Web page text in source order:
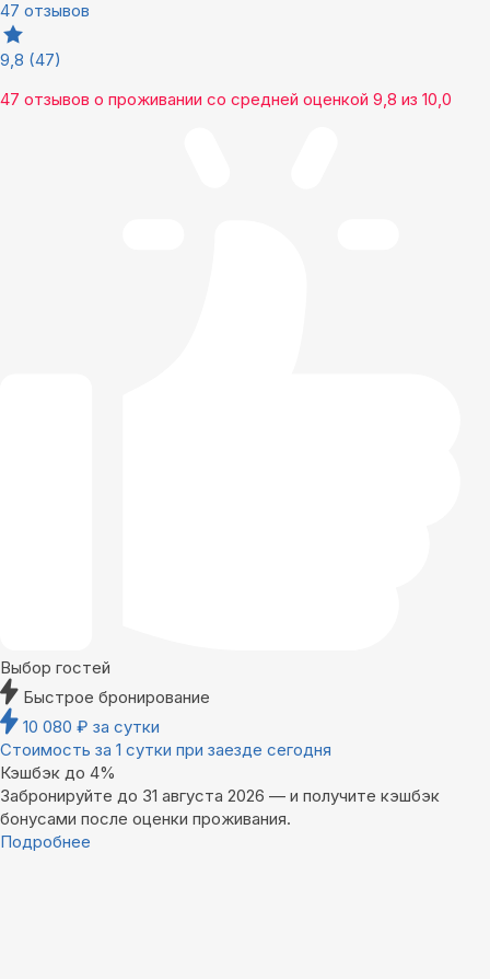
47 отзывов
9,8 (47)
47 отзывов о проживании со средней оценкой 9,8 из 10,0
Выбор гостей
Быстрое бронирование
10 080 ₽ за сутки
Стоимость за 1 сутки при заезде сегодня
Кэшбэк до 4%
Забронируйте до 31 августа 2026 — и получите кэшбэк
бонусами после оценки проживания.
Подробнее